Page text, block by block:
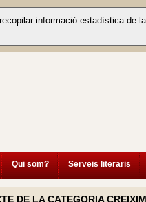
informació estadística
Qui som? Serveis literaris
DE LA CATEGORIA